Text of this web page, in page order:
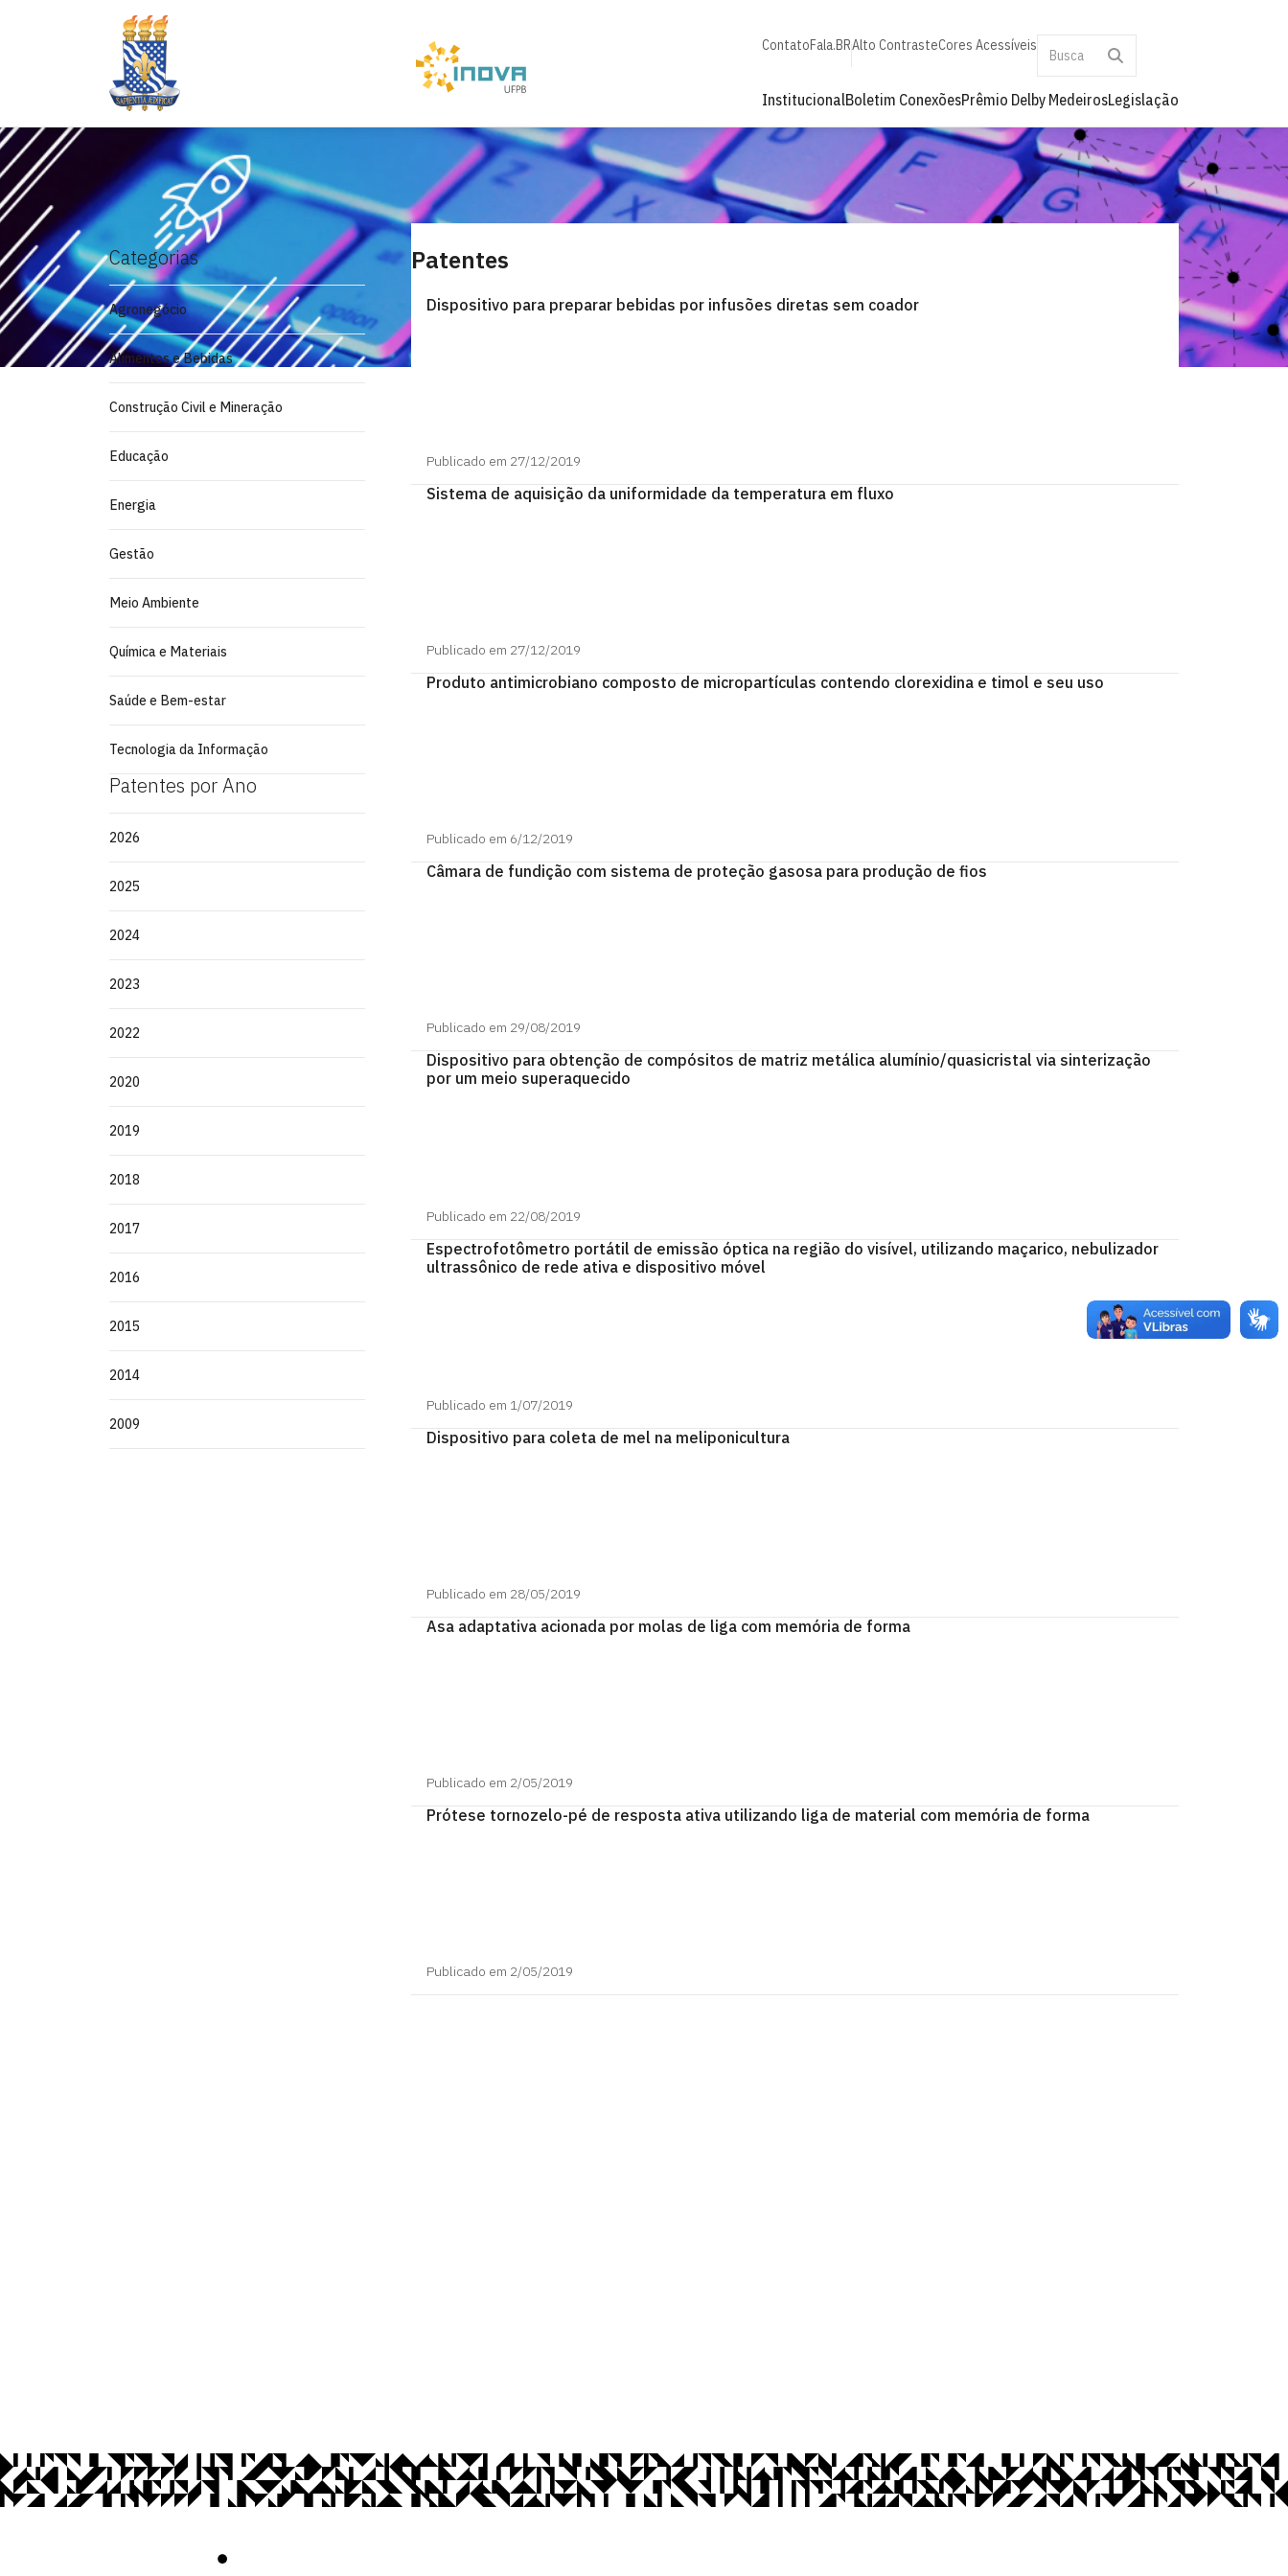
ContatoFala.BRAlto ContrasteCores Acessíveis
InstitucionalBoletim ConexõesPrêmio Delby MedeirosLegislação
Categorias
Agronegócio
Alimentos e Bebidas
Construção Civil e Mineração
Educação
Energia
Gestão
Meio Ambiente
Química e Materiais
Saúde e Bem-estar
Tecnologia da Informação
Patentes por Ano
2026
2025
2024
2023
2022
2020
2019
2018
2017
2016
2015
2014
2009
Patentes
Dispositivo para preparar bebidas por infusões diretas sem coador
Publicado em 27/12/2019
Sistema de aquisição da uniformidade da temperatura em fluxo
Publicado em 27/12/2019
Produto antimicrobiano composto de micropartículas contendo clorexidina e timol e seu uso
Publicado em 6/12/2019
Câmara de fundição com sistema de proteção gasosa para produção de fios
Publicado em 29/08/2019
Dispositivo para obtenção de compósitos de matriz metálica alumínio/quasicristal via sinterização
por um meio superaquecido
Publicado em 22/08/2019
Espectrofotômetro portátil de emissão óptica na região do visível, utilizando maçarico, nebulizador
ultrassônico de rede ativa e dispositivo móvel
Publicado em 1/07/2019
Dispositivo para coleta de mel na meliponicultura
Publicado em 28/05/2019
Asa adaptativa acionada por molas de liga com memória de forma
Publicado em 2/05/2019
Prótese tornozelo-pé de resposta ativa utilizando liga de material com memória de forma
Publicado em 2/05/2019